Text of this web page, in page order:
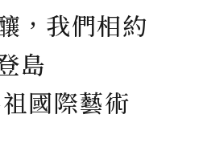
，我們相約
島
國際藝術